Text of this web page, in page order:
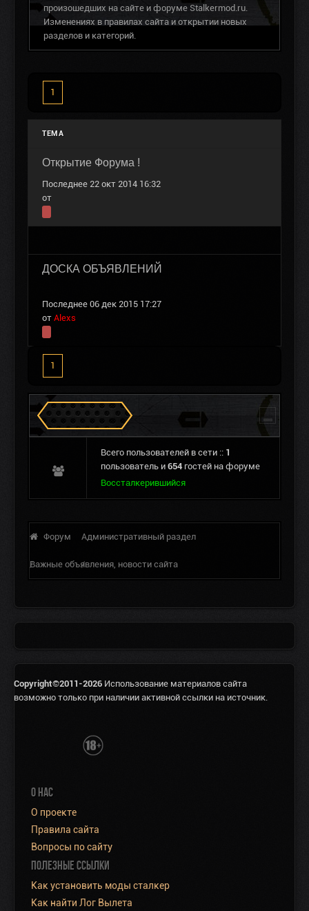
произошедших на сайте и форуме Stalkermod.ru.
Изменениях в правилах сайта и открытии новых
разделов и категорий.
1
ТЕМА
Открытие Форума !
Последнее 22 окт 2014 16:32
от
ДОСКА ОБЪЯВЛЕНИЙ
Последнее 06 дек 2015 17:27
от Alexs
1
Сталкеров в Зоне
Всего пользователей в сети :: 1
пользователь и 654 гостей на форуме
Воссталкерившийся
Форум Административный раздел
Важные объявления, новости сайта
Copyright©2011-2026 Использование материалов сайта
возможно только при наличии активной ссылки на источник.
О НАС
О проекте
Правила сайта
Вопросы по сайту
ПОЛЕЗНЫЕ ССЫЛКИ
Как установить моды сталкер
Как найти Лог Вылета